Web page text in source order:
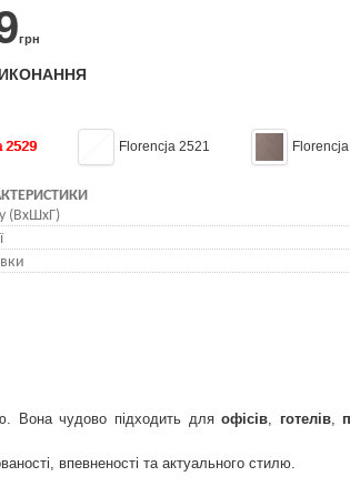
грн
2529 Florencja 2521
(ВхШхГ)
Вона чудово підходить дляофісів, готелів,
впевненості та актуального стилю.